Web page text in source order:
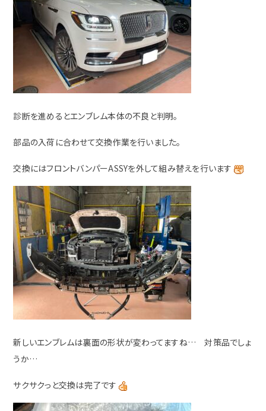
診断を進めるとエンブレム本体の不良と判明。
部品の入荷に合わせて交換作業を行いました。
交換にはフロントバンパーASSYを外して組み替えを行います
新しいエンブレムは裏面の形状が変わってますね… 対策品でしょ
うか…
サクサクっと交換は完了です